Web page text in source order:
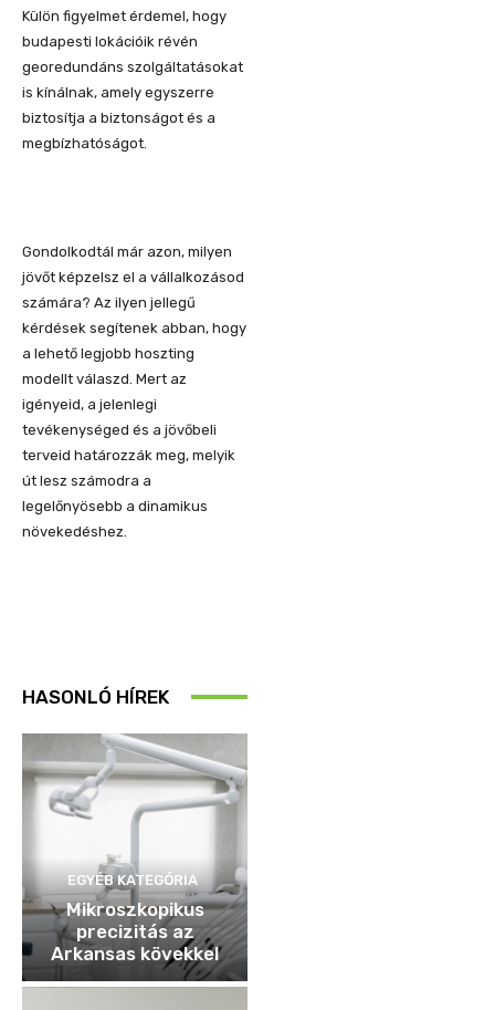
Külön figyelmet érdemel, hogy
budapesti lokációik révén
georedundáns szolgáltatásokat
is kínálnak, amely egyszerre
biztosítja a biztonságot és a
megbízhatóságot.
Gondolkodtál már azon, milyen
jövőt képzelsz el a vállalkozásod
számára? Az ilyen jellegű
kérdések segítenek abban, hogy
a lehető legjobb hoszting
modellt válaszd. Mert az
igényeid, a jelenlegi
tevékenységed és a jövőbeli
terveid határozzák meg, melyik
út lesz számodra a
legelőnyösebb a dinamikus
növekedéshez.
HASONLÓ HÍREK
EGYÉB KATEGÓRIA
Mikroszkopikus
precizitás az
Arkansas kövekkel